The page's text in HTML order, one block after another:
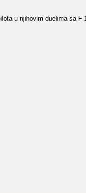
u njihovim duelima sa